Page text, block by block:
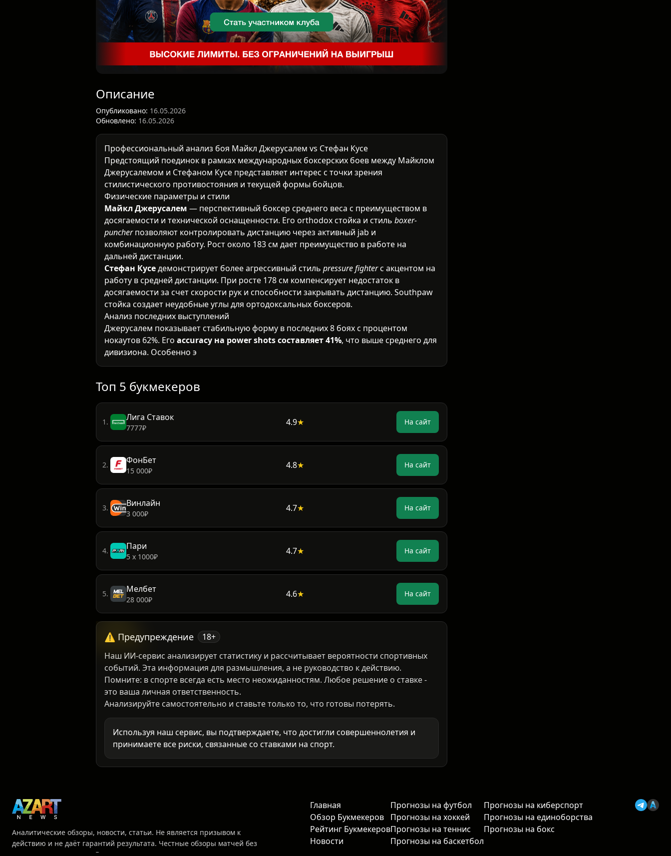
Описание
Опубликовано: 16.05.2026
Обновлено: 16.05.2026
Профессиональный анализ боя Майкл Джерусалем vs Стефан Кусе
Предстоящий поединок в рамках международных боксерских боев между Майклом
Джерусалемом и Стефаном Кусе представляет интерес с точки зрения
стилистического противостояния и текущей формы бойцов.
Физические параметры и стили
Майкл Джерусалем — перспективный боксер среднего веса с преимуществом в
досягаемости и технической оснащенности. Его orthodox стойка и стиль boxer-
puncherпозволяют контролировать дистанцию через активный jab и
комбинационную работу. Рост около 183 см дает преимущество в работе на
дальней дистанции.
Стефан Куседемонстрирует более агрессивный стиль pressure fighterс акцентом на
работу в средней дистанции. При росте 178 см компенсирует недостаток в
досягаемости за счет скорости рук и способности закрывать дистанцию. Southpaw
стойка создает неудобные углы для ортодоксальных боксеров.
Анализ последних выступлений
Джерусалем показывает стабильную форму в последних 8 боях с процентом
нокаутов 62%. Его accuracy на power shots составляет 41%, что выше среднего для
дивизиона. Особенно эффективен в раундах 4-8, когда противник начинает
уставать от постоянного движения и джебирования.
Топ 5 букмекеров
1. Лига Ставок 4.9★ На сайт
2. ФонБет 4.8★ На сайт
3. Винлайн 4.7★ На сайт
4. Пари 4.7★ На сайт
Мелбет
28 000₽
⚠️ Предупреждение
18+
Наш ИИ-сервис анализирует статистику и рассчитывает вероятности спортивных
событий. Эта информация для размышления, а не руководство к действию.
Помните: в спорте всегда есть место неожиданностям. Любое решение о ставке -
это ваша личная ответственность.
Анализируйте самостоятельно и ставьте только то, что готовы потерять.
Используя наш сервис, вы подтверждаете, что достигли совершеннолетия и
принимаете все риски, связанные со ставками на спорт.
Главная
Обзор Букмекеров
Прогнозы на футбол
Прогнозы на хоккей
Прогнозы на киберспорт